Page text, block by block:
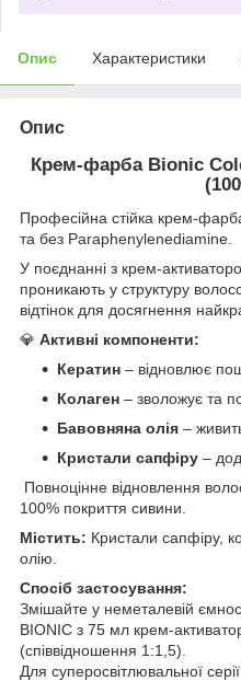
Опис Характеристики
Опис
Крем-фарба Bionic
Професійна стійка крем-
та без Paraphenylenediamine.
У поєднанні з крем-
проникають у структуру
відтінок для досягнення
💎 Активні компоненти:
Кератин – відновлює
Колаген – зволожує та
Бавовняна олія –
Кристали сапфіру –
Повноцінне відновлення
100% покриття сивини.
Містить: Кристали сапфіру,
олію.
Спосіб застосування:
Змішайте у неметалевій
BIONIC з 75 мл крем-
(співвідношення 1:1,5).
Для суперосвітлювальної